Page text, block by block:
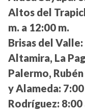
Altos del
m. a 12:00 m.
Brisas del Valle:
Altamira, La
Palermo,
y Alameda:
Rodríguez: 8:00